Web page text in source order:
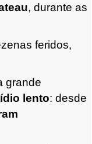
, durante as
feridos,
grande
lento: desde